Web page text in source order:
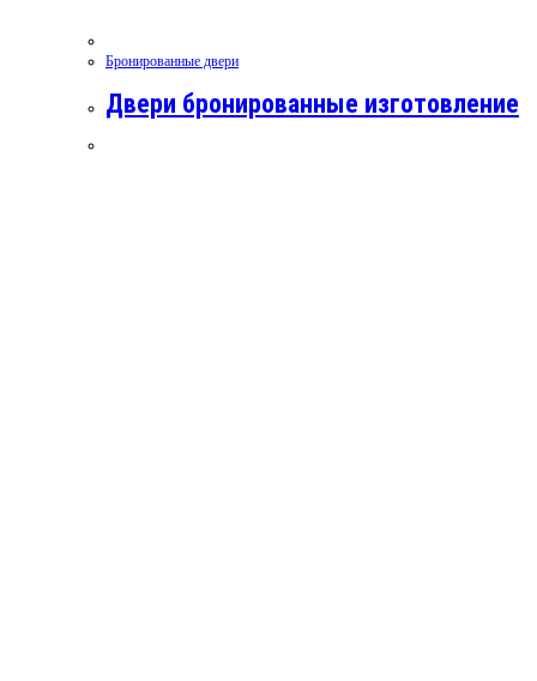
Бронированные двери
Двери бронированные изготовление